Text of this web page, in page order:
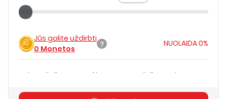
Jūs galite uždirbti
0 Monetos
NUOLAIDA0%
Kaina už dieną pagal jūsų nuomos laikotarpį